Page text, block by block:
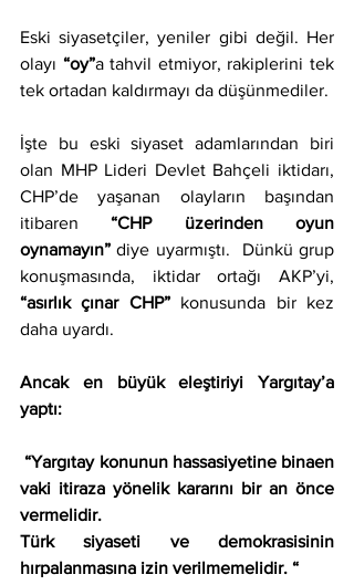
Eski siyasetçiler, yeniler gibi değil. Her
olayı “oy”a tahvil etmiyor, rakiplerini tek
tek ortadan kaldırmayı da düşünmediler.
İşte bu eski siyaset adamlarından biri
olan MHP Lideri Devlet Bahçeli iktidarı,
CHP’de yaşanan olayların başından
itibaren “CHP üzerinden oyun
oynamayın” diye uyarmıştı.  Dünkü grup
“asırlık çınar CHP” konusunda bir kez
daha uyardı.
Ancak en büyük eleştiriyi Yargıtay’a
yaptı:
“Yargıtay konunun hassasiyetine binaen
vaki itiraza yönelik kararını bir an önce
vermelidir.
Türk siyaseti ve demokrasisinin
hırpalanmasına izin verilmemelidir. “